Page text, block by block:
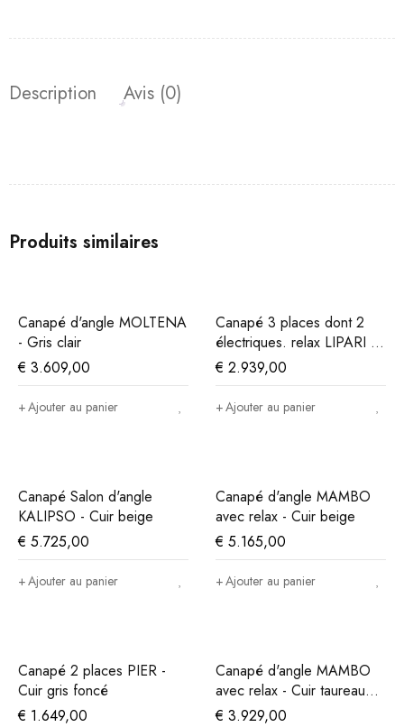
Description Avis (0)
Produits similaires
Canapé d'angle MOLTENA
- Gris clair
€ 3.609,00
Ajouter au panier
Canapé 3 places dont 2
électriques. relax LIPARI -
Cuir cognac
€ 2.939,00
Ajouter au panier
Canapé Salon d'angle
KALIPSO - Cuir beige
€ 5.725,00
Ajouter au panier
Canapé d'angle MAMBO
avec relax - Cuir beige
€ 5.165,00
Ajouter au panier
Canapé 2 places PIER -
Cuir gris foncé
€ 1.649,00
Canapé d'angle MAMBO
avec relax - Cuir taureau
taupe
€ 3.929,00